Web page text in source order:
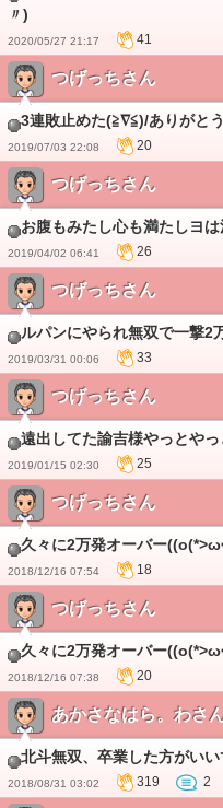
〃)
2020/05/27 21:17 41
つげっちさん
3連敗止めた(≧∇≦)/ありがと
2019/07/03 22:08 20
つげっちさん
お腹もみたし心も満たしヨ
2019/04/02 06:41 26
つげっちさん
ルパンにやられ無双で一撃2
2019/03/31 00:06 33
つげっちさん
遠出してた諭吉様やっとや
2019/01/15 02:30 25
つげっちさん
久々に2万発オーバー
2018/12/16 07:54 18
つげっちさん
久々に2万発オーバー
2018/12/16 07:38 20
あかさなはら。わさ
北斗無双、卒業した方がいい
2018/08/31 03:02 319 2